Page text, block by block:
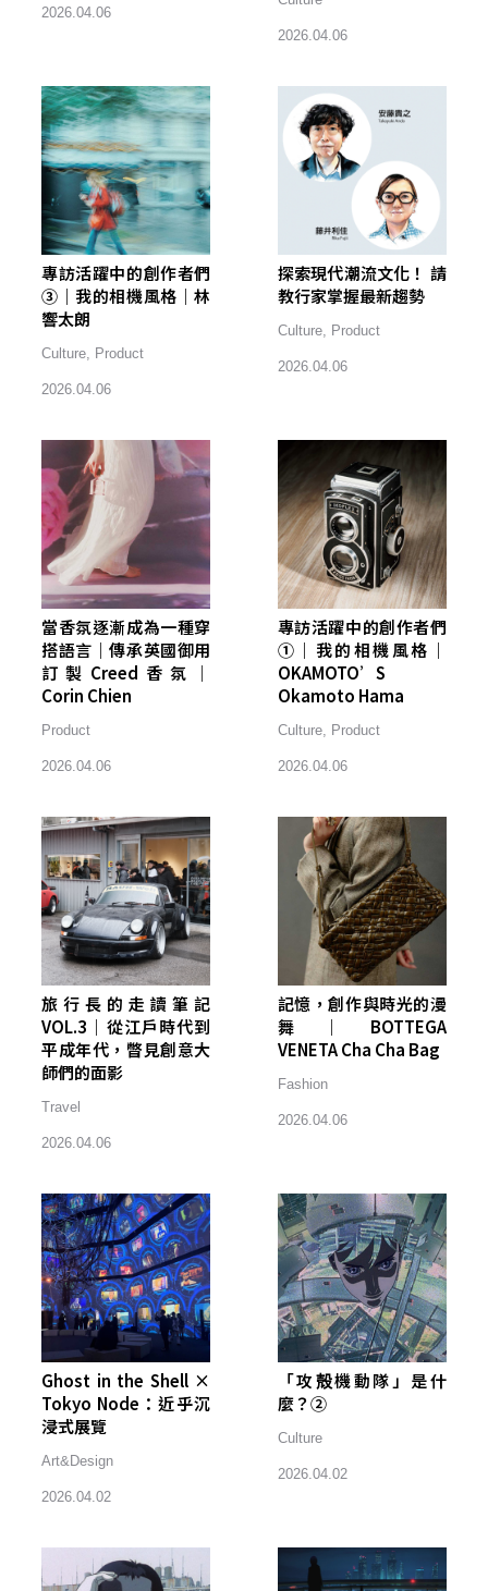
2026.04.06
2026.04.06
專訪活躍中的創作者們
③｜我的相機風格｜林
響太朗
Culture Product
2026.04.06
探索現代潮流文化！ 請
教行家掌握最新趨勢
Culture, Product
2026.04.06
當香氛逐漸成為一種穿
搭語言｜傳承英國御用
訂製Creed香氛｜
Corin Chien
Product
2026.04.06
專訪活躍中的創作者們
①｜我的相機風格｜
OKAMOTO’S
Okamoto Hama
Culture, Product
2026.04.06
旅行長的走讀筆記
VOL.3｜從江戶時代到
平成年代，瞥見創意大
師們的面影
Travel
2026.04.06
記憶，創作與時光的漫
舞｜BOTTEGA
VENETA Cha Cha Bag
Fashion
2026.04.06
Ghost in the Shell ×
Tokyo Node：近乎沉
浸式展覽
Art&Design
2026.04.02
「攻殻機動隊」是什
麼？②
Culture
2026.04.02